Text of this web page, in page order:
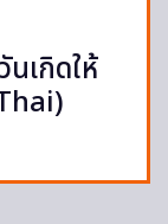
เกิดให้